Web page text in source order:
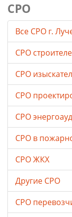
СРО
Все СРО г.
СРО
СРО
СРО
СРО
СРО в
СРО ЖКХ
Другие СРО
СРО